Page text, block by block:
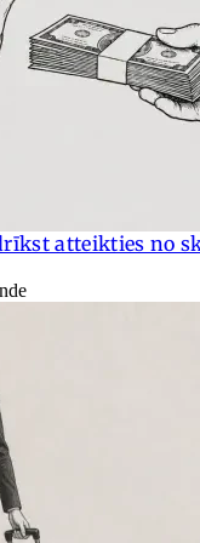
atteikties no